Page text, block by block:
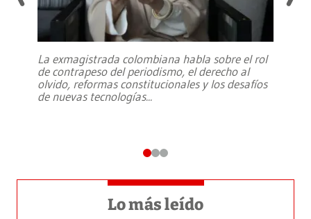
La exmagistrada colombiana habla sobre el rol
de contrapeso del periodismo, el derecho al
olvido, reformas constitucionales y los desafíos
de nuevas tecnologías...
Lo más leído